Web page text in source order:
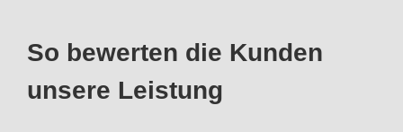
So bewerten die Kunden
unsere Leistung